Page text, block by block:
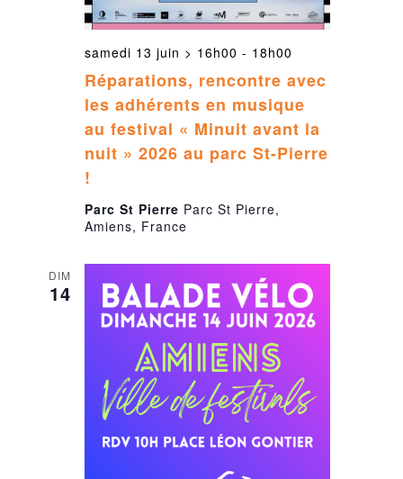
Réparations, rencontre avec
les adhérents en musique
au festival « Minuit avant la
nuit » 2026 au parc St-Pierre
!
samedi 13 juin > 16h00 - 18h00
Parc St Pierre Parc St Pierre,
Amiens, France
DIM
14